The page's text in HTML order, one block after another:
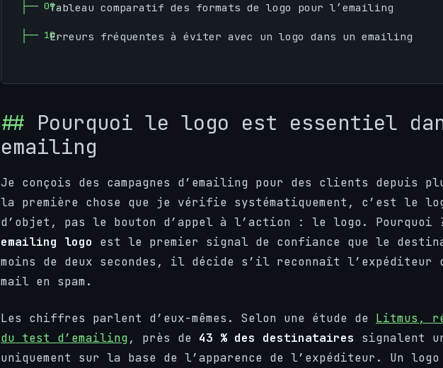
Tableau comparatif des formats de logo pour l’emailing
Erreurs fréquentes à éviter avec un logo dans un emailing
Pourquoi le logo est essentiel
emailing
Je conçois des campagnes d’emailing pour des clients depuis
la première chose que je vérifie systématiquement, c’est le
d’objet, pas le bouton d’appel à l’action : le logo. Pourquoi
emailing logo est le premier signal de confiance que le
moins de deux secondes, il décide s’il reconnaît
mail en spam.
Les chiffres parlent d’eux-mêmes. Selon une étude de Litmus,
du test d’emailing, près de 43 % des destinataires signalent
uniquement sur la base de l’apparence de l’expéditeur. Un